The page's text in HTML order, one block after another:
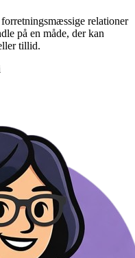
relationer
på en måde, der kan
tillid.